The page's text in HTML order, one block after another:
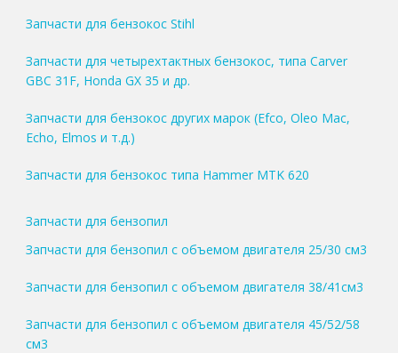
Запчасти для бензокос Stihl
Запчасти для четырехтактных бензокос, типа Carver
GBC 31F, Honda GX 35 и др.
Запчасти для бензокос других марок (Efco, Oleo Mac,
Echo, Elmos и т.д.)
Запчасти для бензокос типа Hammer MTK 620
Запчасти для бензопил
Запчасти для бензопил с объемом двигателя 25/30 см3
Запчасти для бензопил с объемом двигателя 38/41см3
Запчасти для бензопил с объемом двигателя 45/52/58
см3